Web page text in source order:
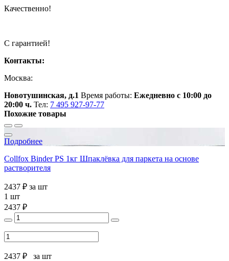
Качественно!
С гарантией!
Контакты:
Москва:
Новотушинская, д.1 Время работы: Ежедневно с 10:00 до
20:00 ч. Тел: 7 495 927-97-77
Похожие товары
Подробнее
Collfox Binder PS 1кг Шпаклёвка для паркета на основе
растворителя
2437 ₽ за шт
1 шт
2437 ₽
2437 ₽ за шт